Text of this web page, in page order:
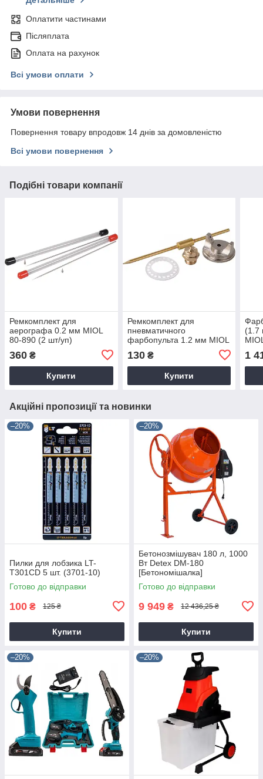
Оплатити частинами
Післяплата
Оплата на рахунок
Всі умови оплати
Умови повернення
Повернення товару впродовж 14 днів за домовленістю
Всі умови повернення
Подібні товари компанії
Ремкомплект для
аерографа 0.2 мм MIOL
80-890 (2 шт/уп)
360 ₴
Купити
Ремкомплект для
пневматичного
фарбопульта 1.2 мм MIOL
130₴
Купити
(1.7
1
Акційні пропозиції та новинки
–20%
Пилки для лобзика LT-
T301CD 5 шт. (3701-10)
Готово до відправки
100 ₴ 125 ₴
Купити
–20%
Бетонозмішувач 180 л, 1000
Вт Detex DM-180
[Бетономішалка]
Готово до відправки
9 949 ₴ 12 436,25 ₴
Купити
–20% –20%